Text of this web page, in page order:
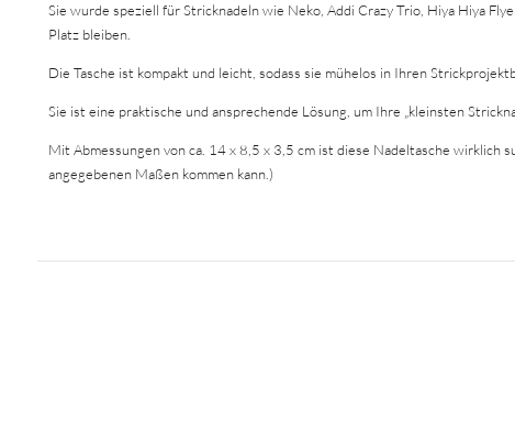
Sie wurde speziell für Stricknadeln wie Neko, Addi Crazy Trio, Hiya Hiya
Platz bleiben.
Die Tasche ist kompakt und leicht, sodass sie mühelos in Ihren
Sie ist eine praktische und ansprechende Lösung, um Ihre „kleinsten
Mit Abmessungen von ca. 14 x 8,5 x 3,5 cm ist diese Nadeltasche wirklich
angegebenen Maßen kommen kann.)